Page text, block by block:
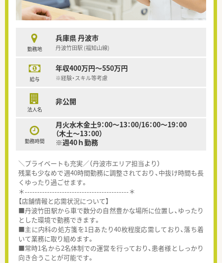
勤務地
兵庫県 丹波市
丹波竹田駅 (福知山線)
給与
年収400万円～550万円
※経験・スキル等考慮
法人名
非公開
勤務時間
月火水木金土9：00～13：00/16：00～19：00
（木土～13：00）
※週40ｈ勤務
＼プライベートも充実／（丹波市エリア担当より）
残業も少なめで週40時間勤務に調整されており、中抜け時間も長
くゆったり過ごせます。
＊------------------------------------------＊
【店舗情報と応需状況について】
■丹波竹田駅から車で数分の自然豊かな場所に位置し、ゆったり
とした環境で勤務できます。
■主に内科の処方箋を1日あたり40枚程度応需しており、落ち着
いて業務に取り組めます。
■常時1名から2名体制での運営を行っており、患者様としっかり
向き合うことが可能です。